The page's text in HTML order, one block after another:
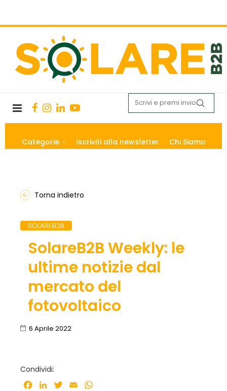
Categorie Iscriviti alla newsletter Chi Siamo
Torna indietro
SOLAREB2B
SolareB2B Weekly: le
ultime notizie dal
mercato del
fotovoltaico
6 Aprile 2022
Condividi:
Facebook
LinkedInTwitter
Email